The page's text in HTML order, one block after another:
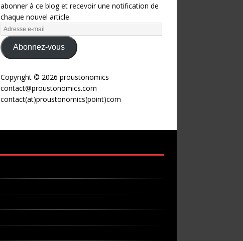
abonner à ce blog et recevoir une notification de
chaque nouvel article.
Abonnez-vous
Copyright © 2026 proustonomics
contact@proustonomics.com
contact(at)proustonomics(point)com